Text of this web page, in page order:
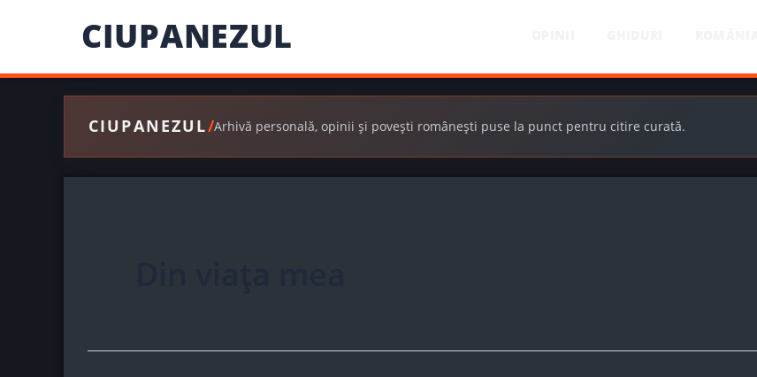
CIUPANEZUL
CIUPANEZUL/Arhivă personală, opinii și povești românești puse la punct pentru citire curată.